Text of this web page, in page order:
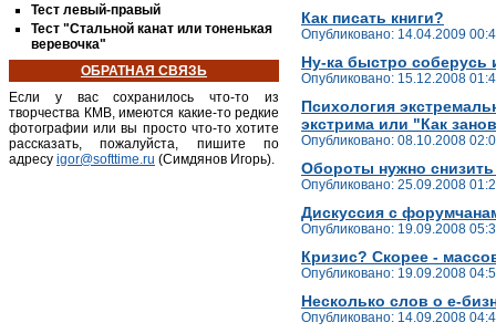
Тест левый-правый
Тест "Стальной канат или тоненькая
веревочка"
ОБРАТНАЯ СВЯЗЬ
Если у вас сохранилось что-то из
творчества КМВ, имеются какие-то редкие
фотографии или вы просто что-то хотите
рассказать, пожалуйста, пишите по
адресу igor@softtime.ru (Симдянов Игорь).
Как писать книги?
Опубликовано: 14.04.2009
Ну-ка быстро соберусь
Опубликовано: 15.12.2008
Психология
экстрима или "Как
Опубликовано: 08.10.2008
Обороты нужно
Опубликовано: 25.09.2008
Дискуссия с
Опубликовано: 19.09.2008
Кризис? Скорее -
Опубликовано: 19.09.2008
Несколько слов о е-
Опубликовано: 14.09.2008